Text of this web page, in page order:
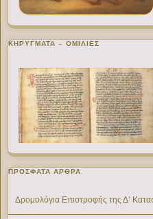
ΚΗΡΥΓΜΑΤΑ – ΟΜΙΛΙΕΣ
ΠΡΌΣΦΑΤΑ ΆΡΘΡΑ
Δρομολόγια Επιστροφής της Δ’